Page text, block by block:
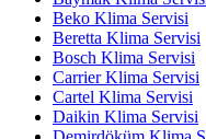
Beko Klima Servisi
Beretta Klima Servisi
Bosch Klima Servisi
Carrier Klima Servisi
Cartel Klima Servisi
Daikin Klima Servisi